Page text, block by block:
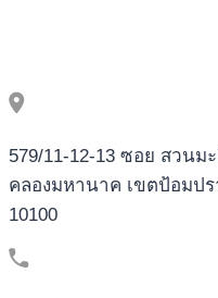
自
治
579/11-12-13 ซอย สวนม
คลองมหานาค เขตป้อมป
10100